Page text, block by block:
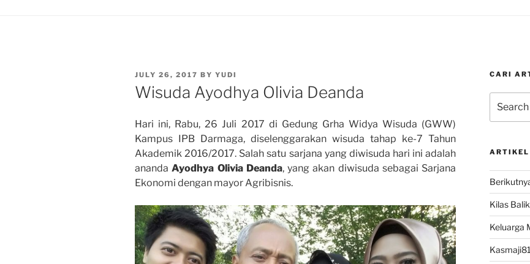
POSTED
ON
JULY 26, 2017 BY YUDI
Wisuda Ayodhya Olivia Deanda
Hari ini, Rabu, 26 Juli 2017 di Gedung Grha Widya Wisuda (GWW)
Kampus IPB Darmaga, diselenggarakan wisuda tahap ke-7 Tahun
Akademik 2016/2017. Salah satu sarjana yang diwisuda hari ini adalah
anandaAyodhya Olivia Deanda, yang akan diwisuda sebagai Sarjana
Ekonomi dengan mayor Agribisnis.
CARI
for:
ARTIKEL
Kilas
Keluarga